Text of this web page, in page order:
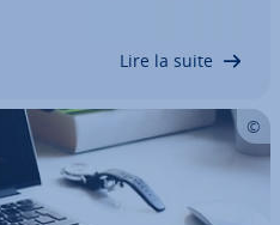
Firefox, Edge et
Lire la suite